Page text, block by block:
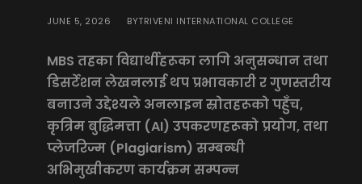
JUNE 5, 2026 BYTRIVENI INTERNATIONAL COLLEGE
MBS तहका विद्यार्थीहरूका लागि अनुसन्धान तथा
डिसर्टेशन लेखनलाई थप प्रभावकारी र गुणस्तरीय
बनाउने उद्देश्यले अनलाइन स्रोतहरूको पहुँच,
कृत्रिम बुद्धिमत्ता (AI) उपकरणहरूको प्रयोग, तथा
प्लेजरिज्म (Plagiarism) सम्बन्धी
अभिमुखीकरण कार्यक्रम सम्पन्न